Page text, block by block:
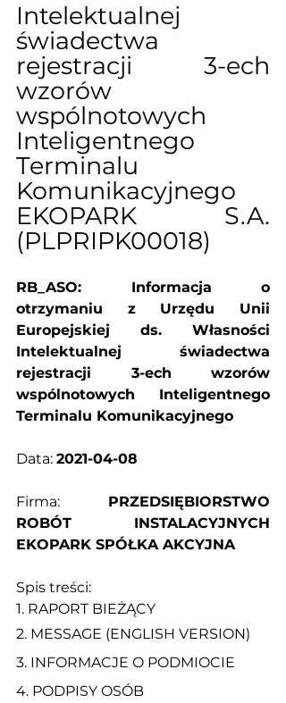
Intelektualnej
świadectwa
rejestracji 3-ech
wzorów
wspólnotowych
Inteligentnego
Terminalu
Komunikacyjnego
EKOPARK S.A.
(PLPRIPK00018)
RB_ASO: Informacja o
otrzymaniu z Urzędu Unii
Europejskiej ds. Własności
Intelektualnej świadectwa
rejestracji 3-ech wzorów
wspólnotowych Inteligentnego
Terminalu Komunikacyjnego
Data: 2021-04-08
Firma: PRZEDSIĘBIORSTWO
ROBÓT INSTALACYJNYCH
EKOPARK SPÓŁKA AKCYJNA
Spis treści:
1. RAPORT BIEŻĄCY
2. MESSAGE (ENGLISH VERSION)
3. INFORMACJE O PODMIOCIE
4. PODPISY OSÓB